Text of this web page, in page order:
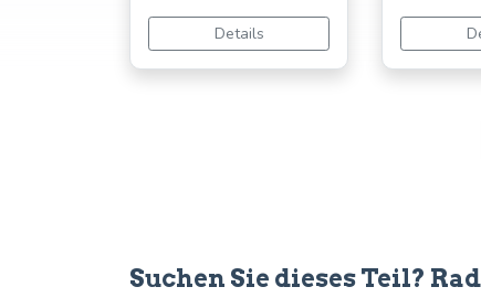
Details
Suchen Sie dieses Teil?